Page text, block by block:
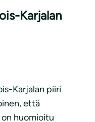
Karjalan
Karjalan piiri
että
huomioitu